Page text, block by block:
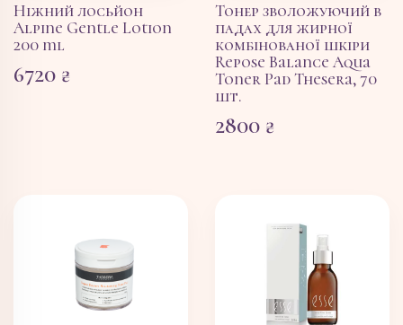
Ніжний лосьйон
Alpine Gentle Lotion
200 ml
6720 ₴
Тонер зволожуючий в
падах для жирної
комбінованої шкіри
Repose Balance Aqua
Toner Pad Thesera, 70
шт.
2800 ₴